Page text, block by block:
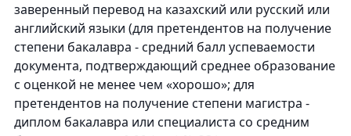
заверенный перевод на казахский или русский или
английский языки (для претендентов на получение
степени бакалавра - средний балл успеваемости
документа, подтверждающий среднее образование
с оценкой не менее чем «хорошо»; для
претендентов на получение степени магистра -
диплом бакалавра или специалиста со средним